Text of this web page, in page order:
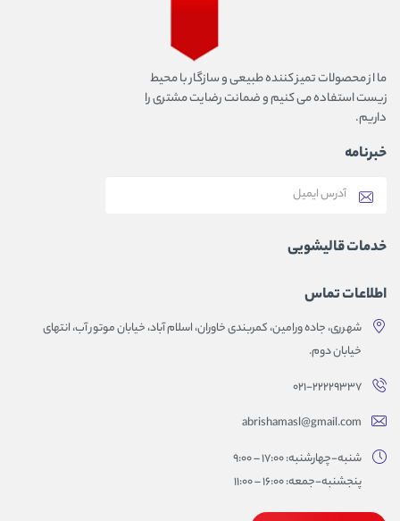
ما از محصولات تمیز کننده طبیعی و سازگار با محیط
زیست استفاده می کنیم و ضمانت رضایت مشتری را
داریم.
خبرنامه
خدمات قالیشویی
اطلاعات تماس
شهرری، جاده ورامین، کمربندی خاوران، اسلام آباد، خیابان موتور آب، انتهای
خیابان دوم.
۰۲۱-۲۲۲۲۹۳۳۷
abrishamasl@gmail.com
شنبه-چهارشنبه: 17:00 – 9:00
پنجشنبه-جمعه: 16:00 – 11:00